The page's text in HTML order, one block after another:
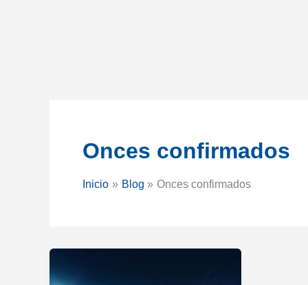
Onces confirmados
Inicio Blog Onces confirmados